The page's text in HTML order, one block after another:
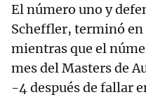
El número uno y
Scheffler, terminó
mientras que el
mes del Masters de
-4 después de fallar